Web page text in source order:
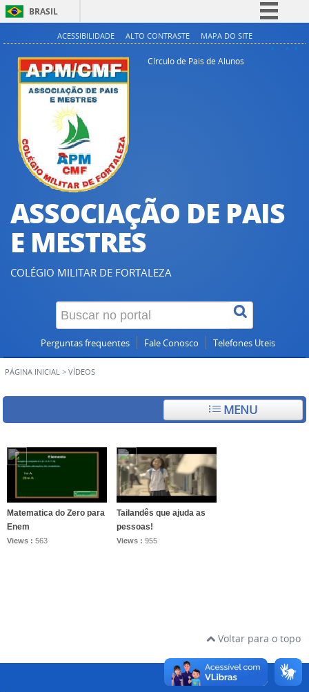
BRASIL
Simplifique!
Comunica BR
ACESSIBILIDADE ALTO CONTRASTE MAPA DO SITE
A+ A A-
Círculo de Pais de Alunos
ASSOCIAÇÃO DE PAIS
E MESTRES
COLÉGIO MILITAR DE FORTALEZA
Perguntas frequentes Fale Conosco Telefones Uteis
PÁGINA INICIAL > VÍDEOS
MENU
Matematica do Zero para
Enem
Views : 563
Tailandês que ajuda as
pessoas!
Views : 955
Voltar para o topo